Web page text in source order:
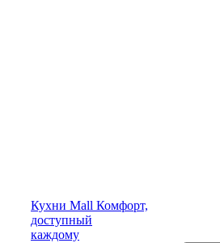
Кухни Mall Комфорт,
доступный
каждому